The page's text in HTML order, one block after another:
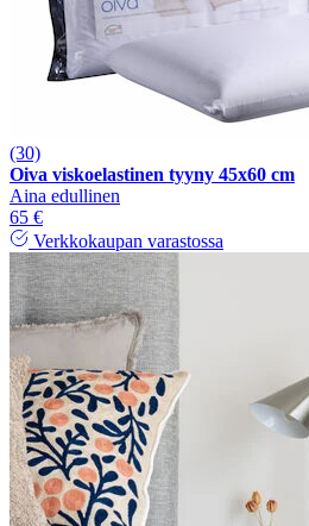
(30)
Oiva viskoelastinen tyyny 45x60 cm
Aina edullinen
65 €
Verkkokaupan varastossa